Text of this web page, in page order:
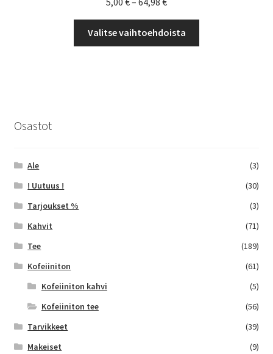
-
64,98 €
Valitse vaihtoehdoista
Osastot
Ale
(3)
! Uutuus !
(30)
Tarjoukset %
(3)
Kahvit
(71)
Tee
(189)
Kofeiiniton
(61)
Kofeiiniton kahvi
(5)
Kofeiiniton tee
(56)
Tarvikkeet
(39)
Makeiset
(9)